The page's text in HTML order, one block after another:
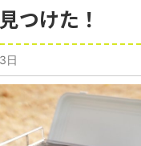
つけた！
日